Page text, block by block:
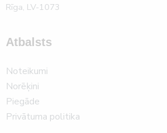
Rīga, LV-1073
Atbalsts
Noteikumi
Norēķini
Piegāde
Privātuma politika